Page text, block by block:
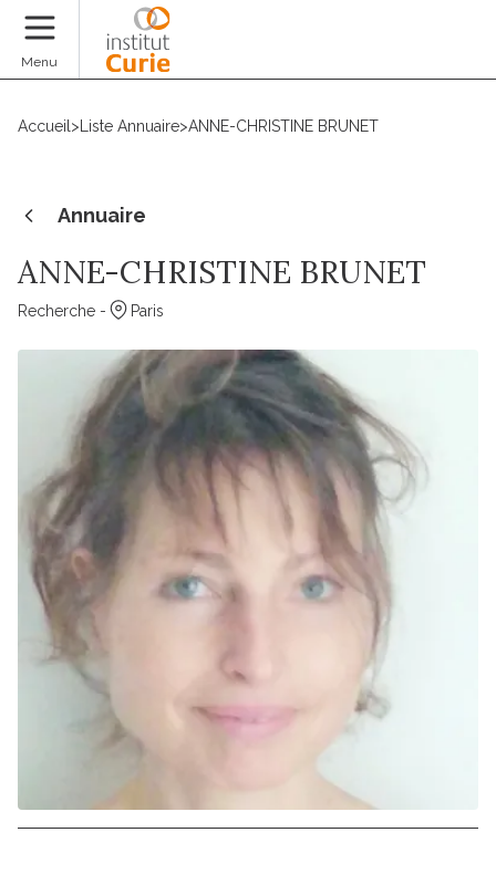
Menu
Accueil > Liste Annuaire>ANNE-CHRISTINE BRUNET
Annuaire
ANNE-CHRISTINE BRUNET
Recherche - Paris